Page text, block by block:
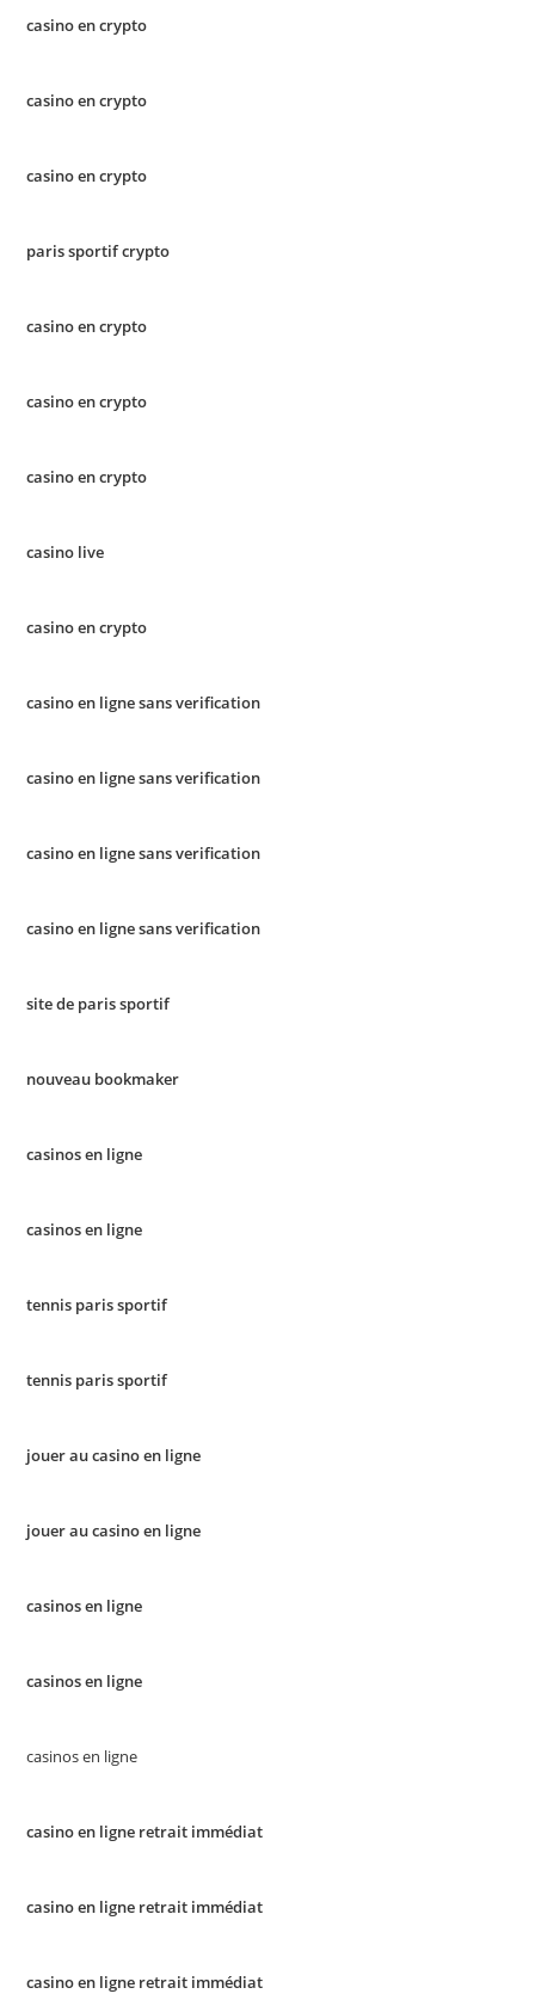
casino en crypto
casino en crypto
casino en crypto
paris sportif crypto
casino en crypto
casino en crypto
casino en crypto
casino live
casino en crypto
casino en ligne sans verification
casino en ligne sans verification
casino en ligne sans verification
casino en ligne sans verification
site de paris sportif
nouveau bookmaker
casinos en ligne
casinos en ligne
tennis paris sportif
tennis paris sportif
jouer au casino en ligne
jouer au casino en ligne
casinos en ligne
casinos en ligne
casinos en ligne
casino en ligne retrait immédiat
casino en ligne retrait immédiat
casino en ligne retrait immédiat